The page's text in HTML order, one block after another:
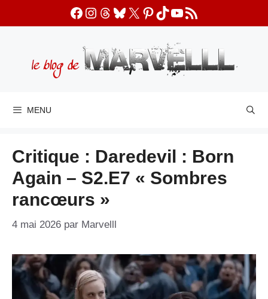
Facebook
Instagram
Threads
Bluesky
X Pinterest
TikTok
YouTube
Flux RSS
MENU
Critique : Daredevil : Born
Again – S2.E7 « Sombres
rancœurs »
4 mai 2026 par Marvelll